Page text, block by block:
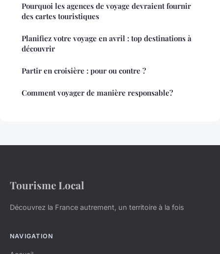
Pourquoi les agences de voyage devraient fournir
des cartes touristiques
Planifiez votre voyage en avril : top destinations à
découvrir
Partir en croisière : pour ou contre ?
Comment voyager de manière responsable?
Tourisme Local
Découvrez la France autrement, un territoire à la fois
NAVIGATION